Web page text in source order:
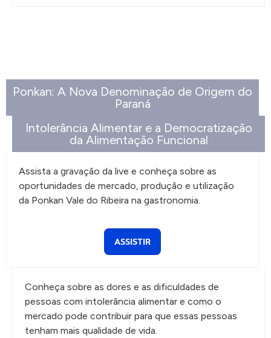
Ponkan: A Nova Denominação de Origem do
Paraná
Intolerância Alimentar e a Democratização
da Alimentação Funcional
Assista a gravação da live e conheça sobre as
oportunidades de mercado, produção e utilização
da Ponkan Vale do Ribeira na gastronomia.
ASSISTIR
Conheça sobre as dores e as dificuldades de
pessoas com intolerância alimentar e como o
mercado pode contribuir para que essas pessoas
tenham mais qualidade de vida.